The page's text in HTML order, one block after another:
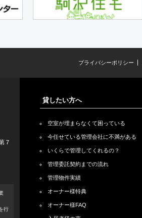
プライバシーポリシー
７
行
貸したい方へ
空室が埋まらなくて困っている
今任せている管理会社に不満がある
いくらで管理してくれるの？
管理委託契約までの流れ
管理物件実績
オーナー様特典
オーナー様FAQ